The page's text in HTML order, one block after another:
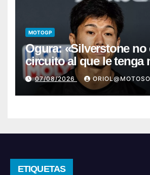
MOTOGP
Ogura: «Silverstone no
circuito al que le tenga
ganas»
07/08/2026
ETIQUETAS